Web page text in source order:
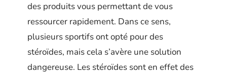
des produits vous permettant de vous
ressourcer rapidement. Dans ce sens,
plusieurs sportifs ont opté pour des
stéroïdes, mais cela s’avère une solution
dangereuse. Les stéroïdes sont en effet des